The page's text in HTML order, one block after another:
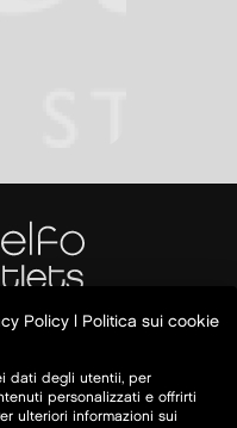
Policy
Politica sui cookie
dati degli utentii, per
personalizzati e offrirti
ulteriori informazioni sui